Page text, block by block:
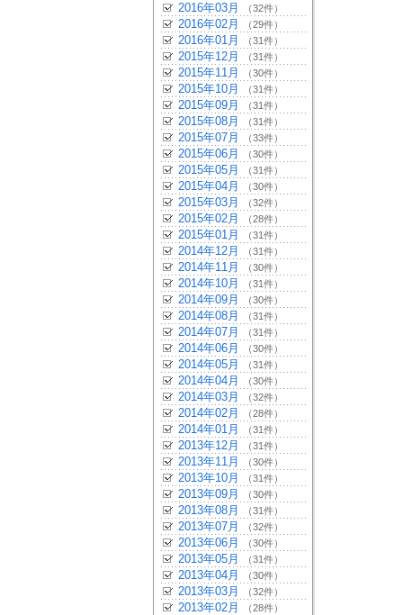
2016年03月 （32件）
2016年02月 （29件）
2016年01月 （31件）
2015年12月 （31件）
2015年11月 （30件）
2015年10月 （31件）
2015年09月 （31件）
2015年08月 （31件）
2015年07月 （33件）
2015年06月 （30件）
2015年05月 （31件）
2015年04月 （30件）
2015年03月 （32件）
2015年02月 （28件）
2015年01月 （31件）
2014年12月 （31件）
2014年11月 （30件）
2014年10月 （31件）
2014年09月 （30件）
2014年08月 （31件）
2014年07月 （31件）
2014年06月 （30件）
2014年05月 （31件）
2014年04月 （30件）
2014年03月 （32件）
2014年02月 （28件）
2014年01月 （31件）
2013年12月 （31件）
2013年11月 （30件）
2013年10月 （31件）
2013年09月 （30件）
2013年08月 （31件）
2013年07月 （32件）
2013年06月 （30件）
2013年05月 （31件）
2013年04月 （30件）
2013年03月 （32件）
2013年02月 （28件）